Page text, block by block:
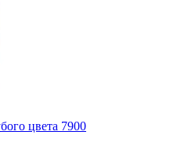
цвета 7900